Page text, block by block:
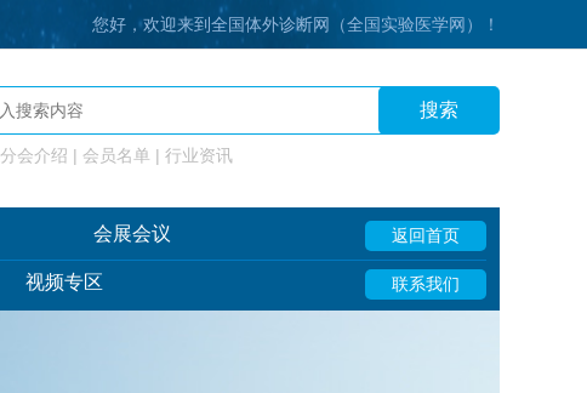
您好，欢迎来到全国体外诊断网（全国实验医学网）！
搜索
分会介绍 | 会员名单 | 行业资讯
会展会议 返回首页
视频专区 联系我们